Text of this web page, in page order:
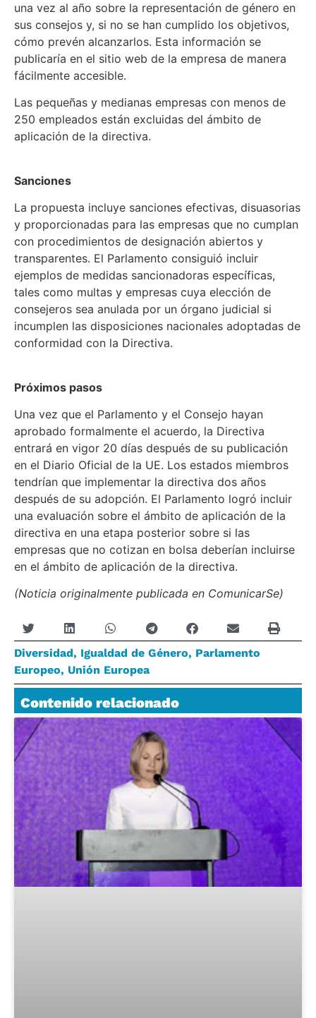
una vez al año sobre la representación de género en
sus consejos y, si no se han cumplido los objetivos,
cómo prevén alcanzarlos. Esta información se
publicaría en el sitio web de la empresa de manera
fácilmente accesible.
Las pequeñas y medianas empresas con menos de
250 empleados están excluidas del ámbito de
aplicación de la directiva.
Sanciones
La propuesta incluye sanciones efectivas, disuasorias
y proporcionadas para las empresas que no cumplan
con procedimientos de designación abiertos y
transparentes. El Parlamento consiguió incluir
ejemplos de medidas sancionadoras específicas,
tales como multas y empresas cuya elección de
consejeros sea anulada por un órgano judicial si
incumplen las disposiciones nacionales adoptadas de
conformidad con la Directiva.
Próximos pasos
Una vez que el Parlamento y el Consejo hayan
aprobado formalmente el acuerdo, la Directiva
entrará en vigor 20 días después de su publicación
en el Diario Oficial de la UE. Los estados miembros
tendrían que implementar la directiva dos años
después de su adopción. El Parlamento logró incluir
una evaluación sobre el ámbito de aplicación de la
directiva en una etapa posterior sobre si las
empresas que no cotizan en bolsa deberían incluirse
en el ámbito de aplicación de la directiva.
(Noticia originalmente publicada en ComunicarSe)
Diversidad, Igualdad de Género, Parlamento
Europeo, Unión Europea
Contenido relacionado